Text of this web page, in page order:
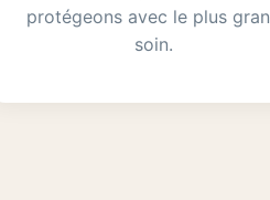
protégeons avec le plus
soin.